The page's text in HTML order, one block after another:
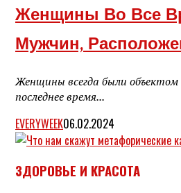
Женщины Во Все
Мужчин,
Женщины всегда были объектом
последнее время...
EVERYWEEK06.02.2024
ЗДОРОВЬЕ И КРАСОТА